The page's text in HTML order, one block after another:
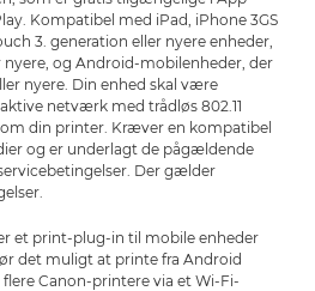
Kompatibel med iPad, iPhone 3GS
3. generation eller nyere enheder,
nyere, og Android-mobilenheder, der
nyere. Din enhed skal være
netværk med trådløs 802.11
din printer. Kræver en kompatibel
og er underlagt de pågældende
Der gælder
et print-plug-in til mobile enheder
det muligt at printe fra Android
Canon-printere via et Wi-Fi-